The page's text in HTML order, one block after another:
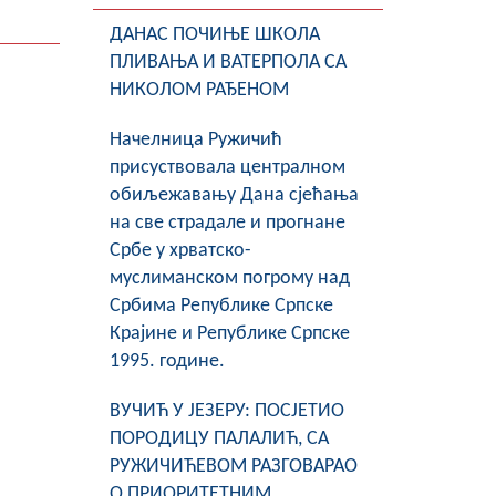
ДАНАС ПОЧИЊЕ ШКОЛА
ПЛИВАЊА И ВАТЕРПОЛА СА
НИКОЛОМ РАЂЕНОМ
Начелница Ружичић
присуствовала централном
обиљежавању Дана сјећања
на све страдале и прогнане
Србе у хрватско-
муслиманском погрому над
Србима Републике Српске
Крајине и Републике Српске
1995. године.
ВУЧИЋ У ЈЕЗЕРУ: ПОСЈЕТИО
ПОРОДИЦУ ПАЛАЛИЋ, СА
РУЖИЧИЋЕВОМ РАЗГОВАРАО